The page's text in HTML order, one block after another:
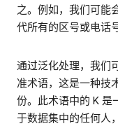
之。例如，我们可能
代所有的区号或电话
通过泛化处理，我们
准术语，这是一种技
份。此术语中的 K 是
于数据集中的任何人